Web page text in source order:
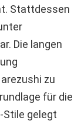
Stattdessen
Die langen
zu
für die
Stile gelegt